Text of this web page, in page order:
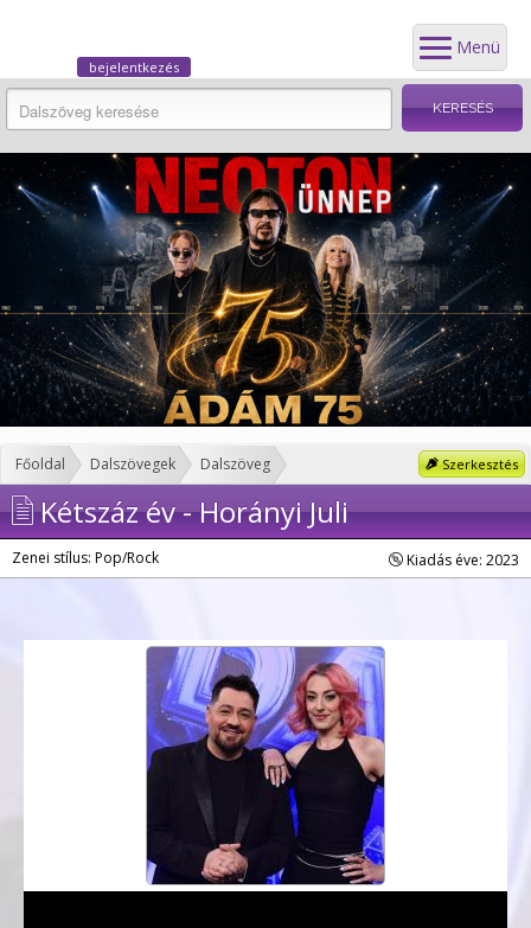
Menü
bejelentkezés
Szerkesztés
Főoldal Dalszövegek Dalszöveg
Kétszáz év - Horányi Juli
Zenei stílus: Pop/Rock Kiadás éve: 2023